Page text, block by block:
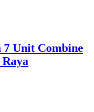
Unit Combine